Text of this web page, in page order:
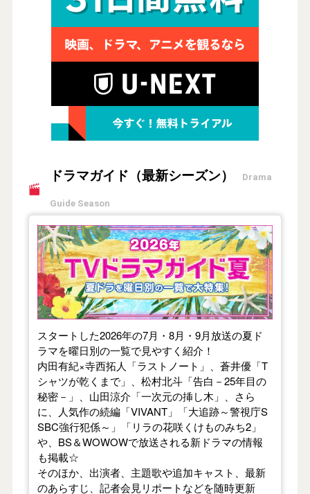
ドラマガイド（最新シーズン） Drama
Guide Season
【2026年夏】TVドラマガイド
スタートした2026年の7月・8月・9月放送の夏ド
ラマを曜日別の一覧で見やすく紹介！
内田有紀×寺西拓人「ラストノート」、蒼井優「T
シャツが乾くまで」、松村北斗「告白－25年目の
秘密－」、山田涼介「一次元の挿し木」、さら
に、人気作の続編「VIVANT」「大追跡～警視庁S
SBC強行犯係～」「リラの花咲くけものみち2」
や、BS＆WOWOWで放送される新ドラマの情報
も掲載☆
そのほか、出演者、主題歌や追加キャスト、最新
のあらすじ、記者会見リポートなどを随時更新